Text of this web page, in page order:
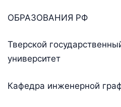
ОБРАЗОВАНИЯ РФ
Тверской
университет
Кафедра инженерной